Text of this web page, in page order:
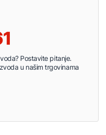
Postavite pitanje.
u našim trgovinama